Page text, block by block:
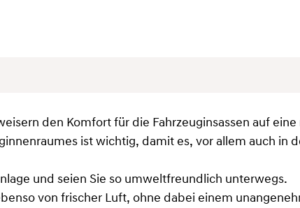
den Komfort für die Fahrzeuginsassen auf eine
ist wichtig, damit es, vor allem auch in
und seien Sie so umweltfreundlich unterwegs.
von frischer Luft, ohne dabei einem